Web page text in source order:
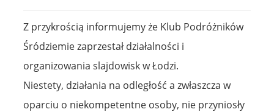
Z przykrością informujemy że Klub Podróżników
Śródziemie zaprzestał działalności i
organizowania slajdowisk w Łodzi.
Niestety, działania na odległość a zwłaszcza w
oparciu o niekompetentne osoby, nie przyniosły